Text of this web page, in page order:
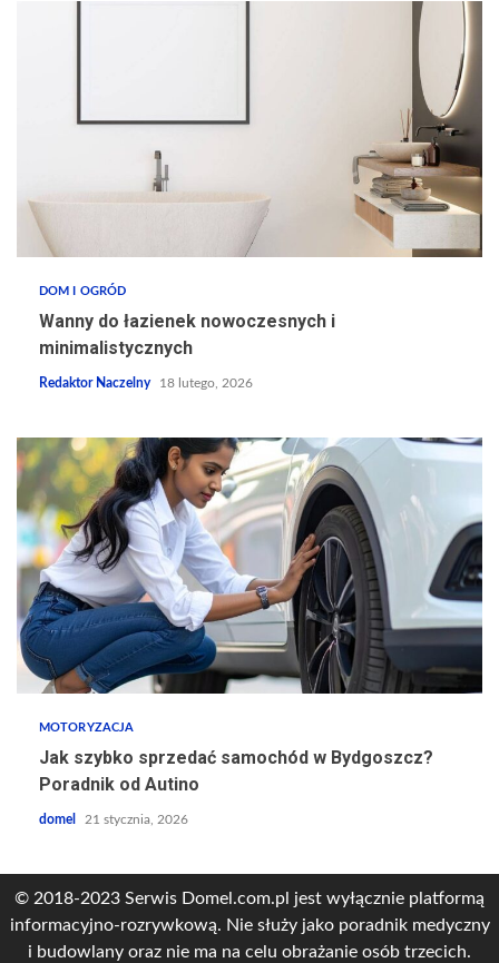
DOM I OGRÓD
Wanny do łazienek nowoczesnych i
minimalistycznych
Redaktor Naczelny 18 lutego, 2026
MOTORYZACJA
Jak szybko sprzedać samochód w Bydgoszcz?
Poradnik od Autino
domel 21 stycznia, 2026
© 2018-2023 Serwis Domel.com.pl jest wyłącznie platformą
informacyjno-rozrywkową. Nie służy jako poradnik medyczny
i budowlany oraz nie ma na celu obrażanie osób trzecich.